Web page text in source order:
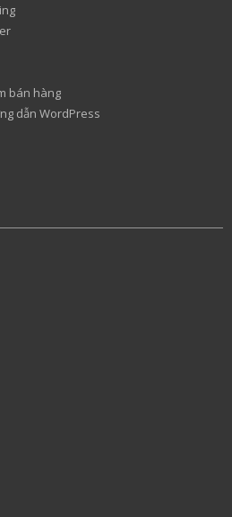
bán hàng
dẫn WordPress